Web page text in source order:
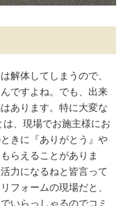
解体してしまうので、
ですよね。でも、出来
あります。特に大変な
、現場でお施主様にお
きに『ありがとう』や
らえることがありま
力になるねと皆言って
フォームの現場だと、
いらっしゃるのでコミ